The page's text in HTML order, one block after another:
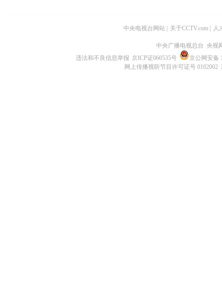
中央电视台网站 关于CCTV.com 人
中央广播电视总台 央视
违法和不良信息举报 京ICP证060535号
京公网安备
网上传播视听节目许可证号 0102002